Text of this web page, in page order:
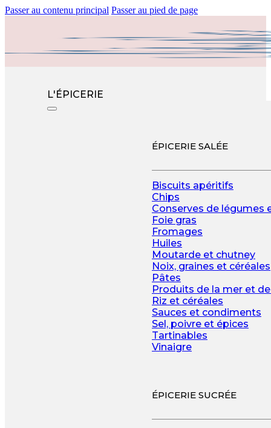
Passer au contenu principal Passer au pied de page
L'ÉPICERIE
ÉPICERIE SALÉE
Biscuits apéritifs
Chips
Conserves de légumes
Foie gras
Fromages
Huiles
Moutarde et chutney
Noix, graines et céréales
Pâtes
Produits de la mer et
Riz et céréales
Sauces et condiments
Sel, poivre et épices
Tartinables
Vinaigre
ÉPICERIE SUCRÉE